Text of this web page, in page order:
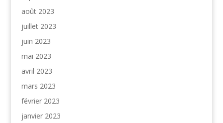
août 2023
juillet 2023
juin 2023
mai 2023
avril 2023
mars 2023
février 2023
janvier 2023